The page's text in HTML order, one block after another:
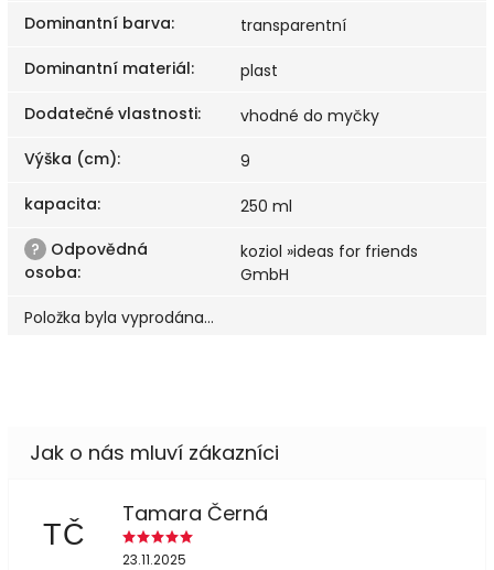
Dominantní barva:
transparentní
Dominantní materiál:
plast
Dodatečné vlastnosti:
vhodné do myčky
Výška (cm):
9
kapacita:
250 ml
? Odpovědná
osoba:
koziol »ideas for friends
GmbH
Položka byla vyprodána…
TČ
Tamara Černá
23.11.2025